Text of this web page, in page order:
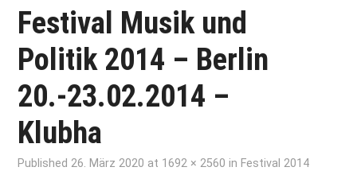
FESTIVAL
NEWS
AUSSTELLUNGEN
Festival Musik und
Politik 2014 – Berlin
20.-23.02.2014 –
Klubha
Published26. März 2020 at 1692 × 2560 in Festival 2014